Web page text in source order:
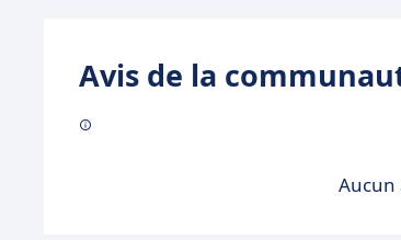
Avis de la
Aucun